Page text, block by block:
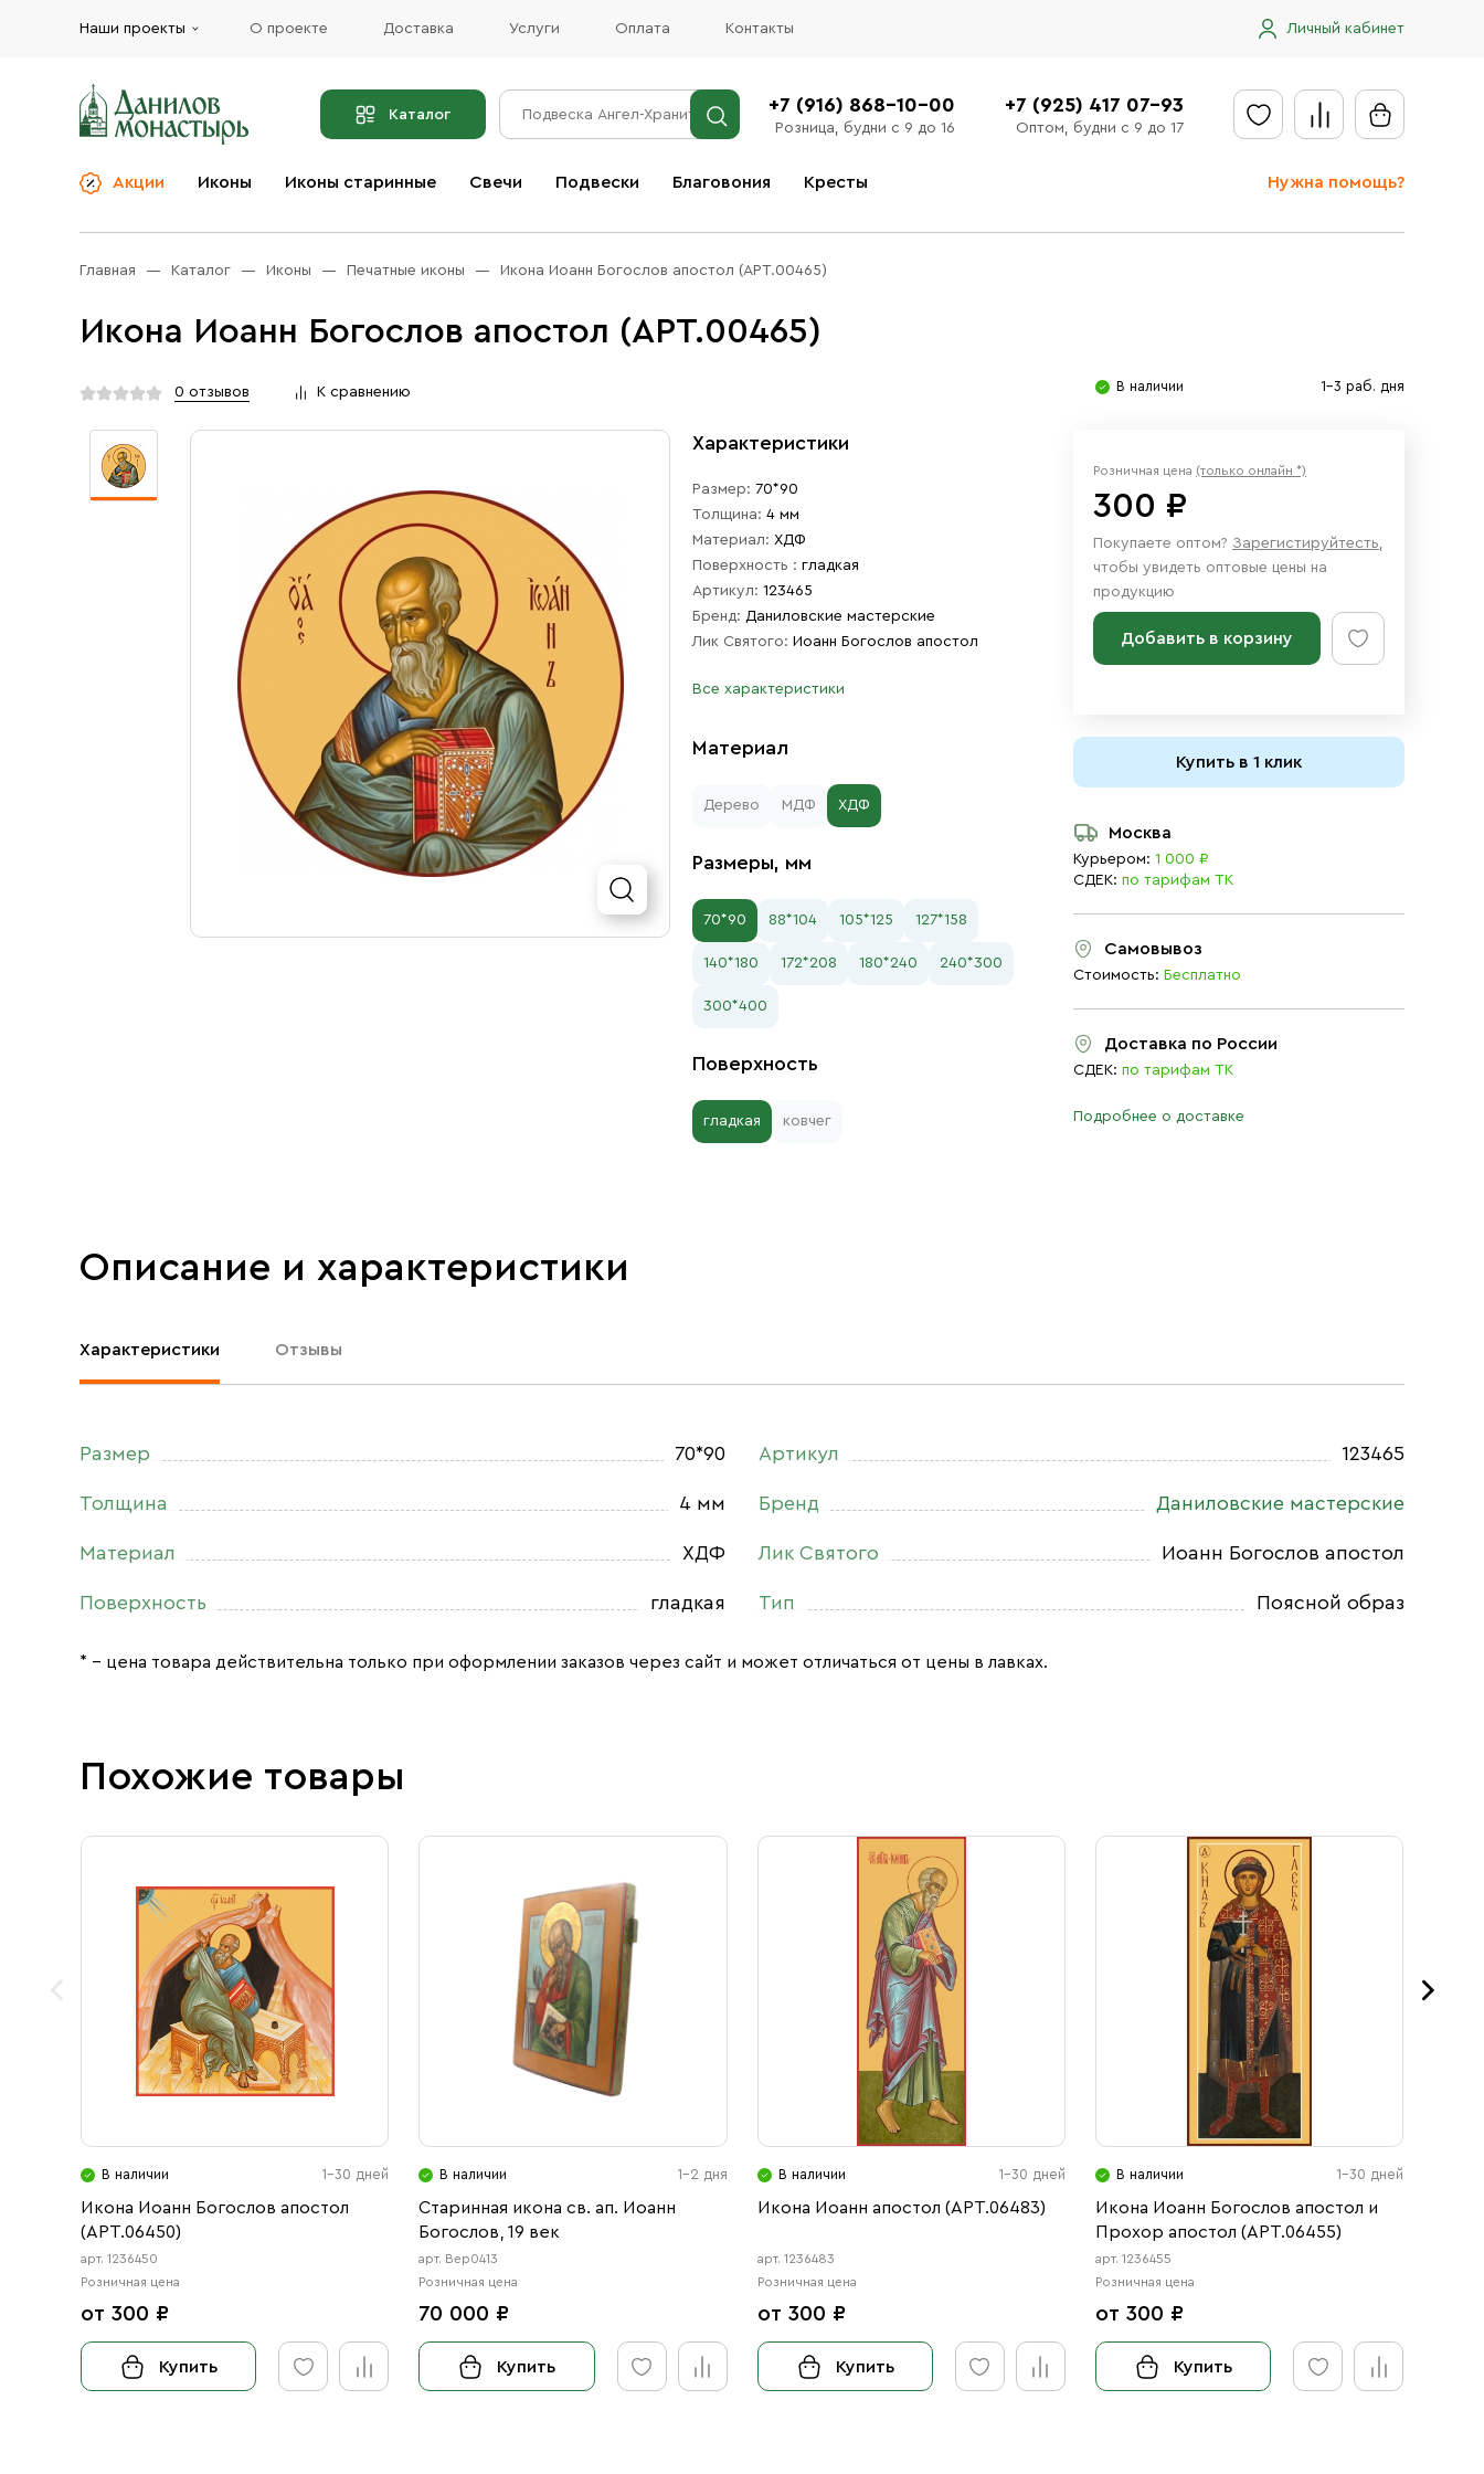
Наши проекты О проекте Доставка Услуги Оплата Контакты Личный кабинет
Каталог +7 (916) 868-10-00
Розница, будни с 9 до 16
+7 (925) 417 07-93
Оптом, будни с 9 до 17
Акции Иконы Иконы старинные Свечи Подвески Благовония Кресты Нужна помощь?
Отправить заявку
Церковная утварь
Иконы
Ювелирные изделия
Бренды
Услуги
Главная Каталог Иконы Печатные иконы Икона Иоанн Богослов апостол (АРТ.00465)
Икона Иоанн Богослов апостол (АРТ.00465)
0 отзывов К сравнению В наличии 1-3 раб. дня
Характеристики
Размер: 70*90
Толщина: 4 мм
Материал: ХДФ
Поверхность : гладкая
Артикул: 123465
Бренд: Даниловские мастерские
Лик Святого: Иоанн Богослов апостол
Все характеристики
Материал
Дерево МДФ ХДФ
Размеры, мм
70*90 88*104 105*125 127*158
140*180 172*208 180*240 240*300
300*400
Поверхность
гладкая ковчег
Розничная цена (только онлайн *)
300 ₽
Покупаете оптом? Зарегистируйтесть,
чтобы увидеть оптовые цены на
продукцию
Добавить в корзину
Купить в 1 клик
Москва
Курьером: 1 000 ₽
СДЕК: по тарифам ТК
Самовывоз
Стоимость: Бесплатно
Доставка по России
СДЕК: по тарифам ТК
Подробнее о доставке
Описание и характеристики
Характеристики Отзывы
Размер 70*90
Толщина 4 мм
Материал ХДФ
Поверхность гладкая
Артикул 123465
Бренд Даниловские мастерские
Лик Святого Иоанн Богослов апостол
Тип Поясной образ
* – цена товара действительна только при оформлении заказов через сайт и может отличаться от цены в лавках.
Похожие товары
В наличии 1-30 дней
Икона Иоанн Богослов апостол
(АРТ.06450)
арт. 1236450
Розничная цена
от 300 ₽
Купить
В наличии 1-2 дня
Старинная икона св. ап. Иоанн
Богослов, 19 век
арт. Вер0413
Розничная цена
70 000 ₽
Купить
В наличии 1-30 дней
Икона Иоанн апостол (АРТ.06483)
арт. 1236483
Розничная цена
от 300 ₽
Купить
В наличии 1-30 дней
Икона Иоанн Богослов апостол и
Прохор апостол (АРТ.06455)
арт. 1236455
Розничная цена
от 300 ₽
Купить